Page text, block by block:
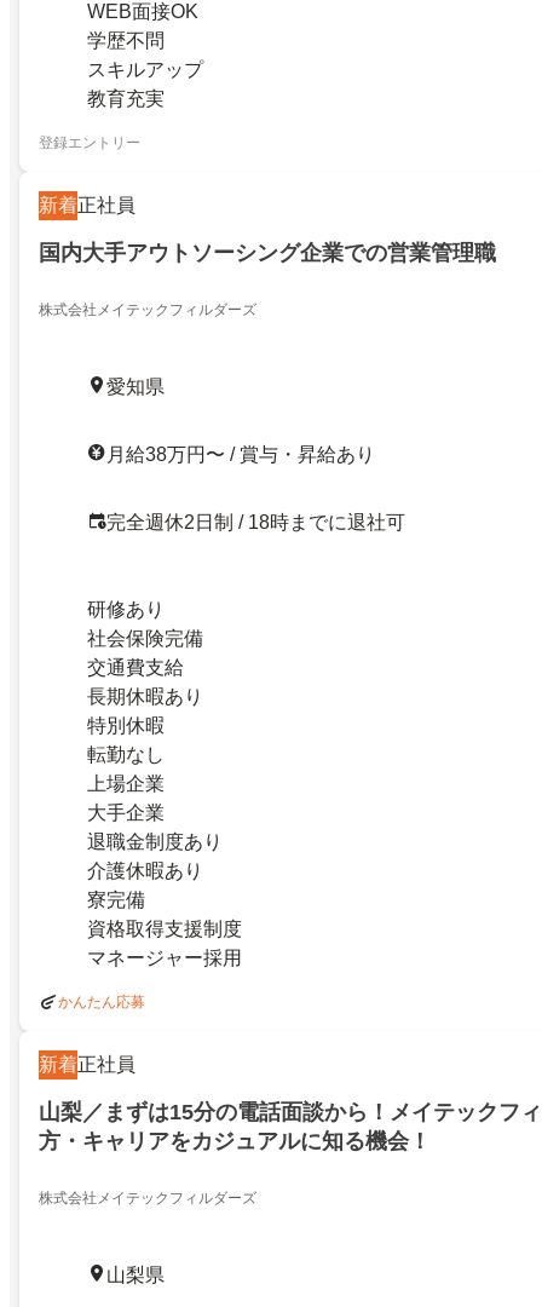
WEB面接OK
学歴不問
スキルアップ
教育充実
登録エントリー
新着正社員
国内大手アウトソーシング企業での営業管理職
株式会社メイテックフィルダーズ
愛知県
月給38万円〜 / 賞与・昇給あり
完全週休2日制 / 18時までに退社可
研修あり
社会保険完備
交通費支給
長期休暇あり
特別休暇
転勤なし
上場企業
大手企業
退職金制度あり
介護休暇あり
寮完備
資格取得支援制度
マネージャー採用
かんたん応募
新着正社員
山梨／まずは15分の電話面談から！メイテックフ
方・キャリアをカジュアルに知る機会！
株式会社メイテックフィルダーズ
山梨県